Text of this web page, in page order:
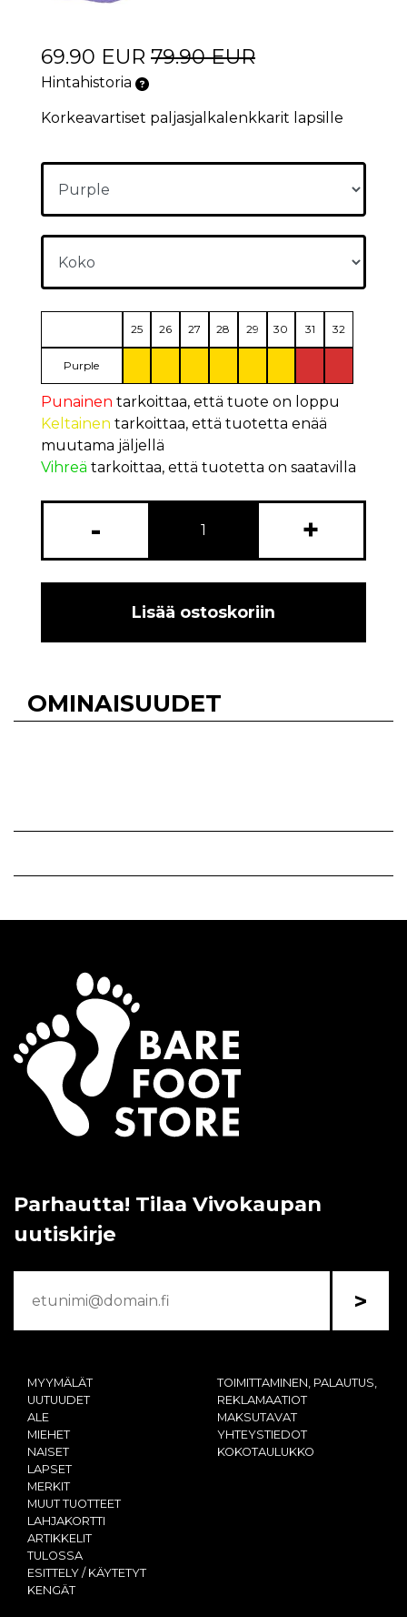
69.90 EUR 79.90 EUR
Hintahistoria
Korkeavartiset paljasjalkalenkkarit lapsille
25 26 27 28 29 30 31 32
Purple
Punainen tarkoittaa, että tuote on loppu
Keltainen tarkoittaa, että tuotetta enää
muutama jäljellä
Vihreä tarkoittaa, että tuotetta on saatavilla
- +
Lisää ostoskoriin
OMINAISUUDET
Parhautta! Tilaa Vivokaupan
uutiskirje
>
MYYMÄLÄT
UUTUUDET
ALE
MIEHET
NAISET
LAPSET
MERKIT
MUUT TUOTTEET
LAHJAKORTTI
ARTIKKELIT
TULOSSA
ESITTELY / KÄYTETYT
KENGÄT
TOIMITTAMINEN, PALAUTUS,
REKLAMAATIOT
MAKSUTAVAT
YHTEYSTIEDOT
KOKOTAULUKKO